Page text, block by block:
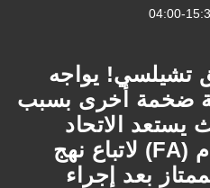
تشيلسي! يواجه
ضخمة أخرى بسبب
يستعد الاتحاد
الإنجليزي لكرة القدم (FA) لاتباع نهج
بعد إجراء